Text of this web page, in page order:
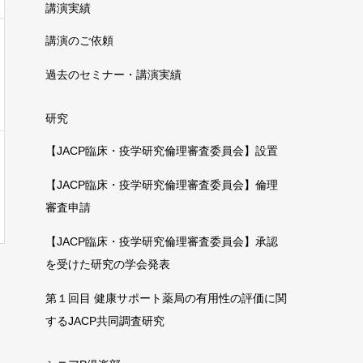
講演実績
講演のご依頼
過去のセミナー・講演実績
研究
【JACP臨床・疫学研究倫理審査委員会】設置
【JACP臨床・疫学研究倫理審査委員会】倫理
審査申請
【JACP臨床・疫学研究倫理審査委員会】承認
を受けた研究の学会発表
第１回目 健康サポート薬局の有用性の評価に関
するJACP共同調査研究